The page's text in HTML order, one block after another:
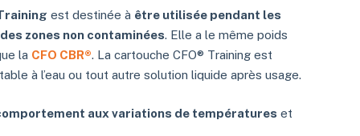
est destinée à être utilisée pendant les
zones non contaminées. Elle a le même poids
la CFO CBR®. La cartouche CFO® Training est
à l’eau ou tout autre solution liquide après usage.
aux variations de températures et